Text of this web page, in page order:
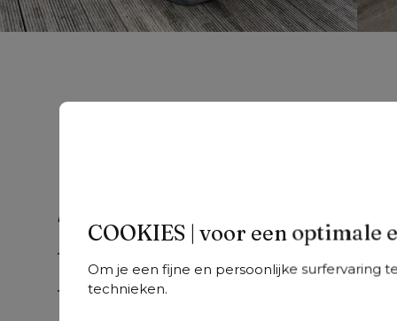
COOKIES | voor een optimale
Om je een fijne en persoonlijke surfervaring
technieken.
Tip 3 - Leg je
binnen voor je een
beschermhoes over je